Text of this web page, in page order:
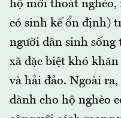
hộ mới thoát
có sinh kế ổn định)
người dân sinh sống
xã đặc biệt khó
và hải đảo. Ngoài
dành cho hộ nghèo